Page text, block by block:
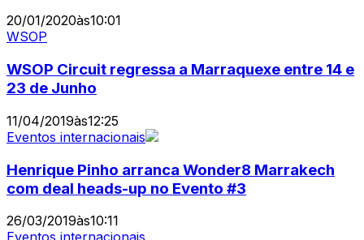
20/01/2020às10:01
WSOP
WSOP Circuit regressa a Marraquexe entre 14 e
23 de Junho
11/04/2019às12:25
Eventos internacionais
Henrique Pinho arranca Wonder8 Marrakech
com deal heads-up no Evento #3
26/03/2019às10:11